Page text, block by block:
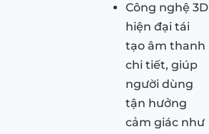
Công nghệ 3D
hiện đại tái
tạo âm thanh
chi tiết, giúp
người dùng
tận hưởng
cảm giác như